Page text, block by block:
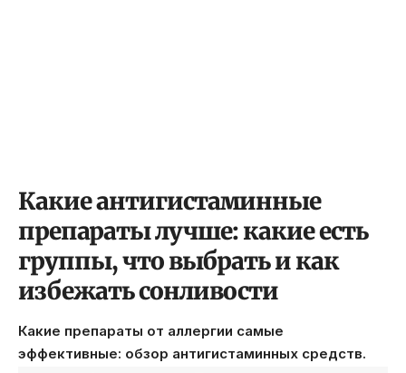
Какие антигистаминные
препараты лучше: какие есть
группы, что выбрать и как
избежать сонливости
Какие препараты от аллергии самые
эффективные: обзор антигистаминных средств.